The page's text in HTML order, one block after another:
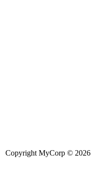
Copyright MyCorp © 2026